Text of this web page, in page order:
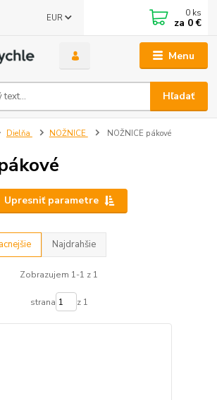
Menu
EUR
Hľadať
0 ks
za 0 €
Dielňa NOŽNICE NOŽNICE pákové
Upresniť parametre
Najdrahšie
Zobrazujem 1-1 z 1
strana z 1